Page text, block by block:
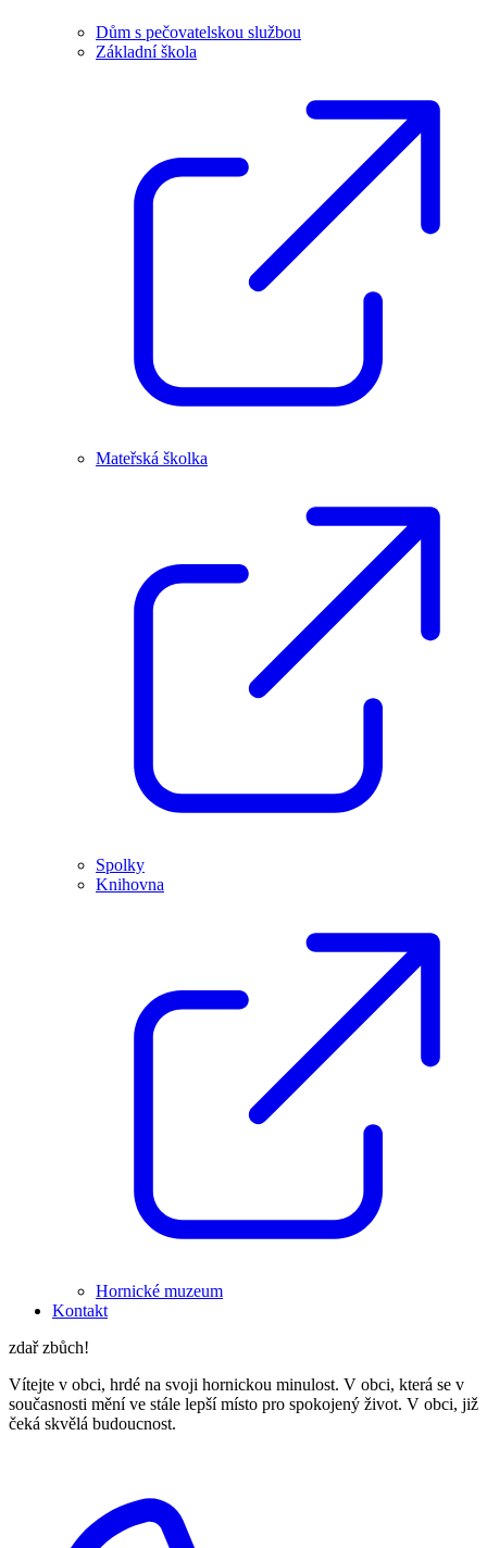
Dům s pečovatelskou službou
Základní škola
Mateřská školka
Spolky
Knihovna
Hornické muzeum
Kontakt
zdař zbůch!
Vítejte v obci, hrdé na svoji hornickou minulost. V obci, která se v
současnosti mění ve stále lepší místo pro spokojený život. V obci, již
čeká skvělá budoucnost.